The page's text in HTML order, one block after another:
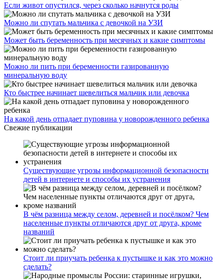
Если живот опустился, через сколько начнутся роды
Можно ли спутать мальчика с девочкой на УЗИ
Может быть беременность при месячных и какие симптомы
Можно ли пить при беременности газированную
минеральную воду
Кто быстрее начинает шевелиться мальчик или девочка
На какой день отпадает пуповина у новорожденного ребенка
Свежие публикации
Существующие угрозы информационной безопасности
детей в интернете и способы их устранения
В чём разница между селом, деревней и посёлком? Чем
населенные пункты отличаются друг от друга, кроме
названий
Стоит ли приучать ребенка к пустышке и как это можно
сделать?